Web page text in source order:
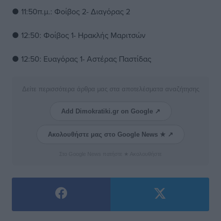
● 11:50π.μ.: Φοίβος 2- Διαγόρας 2
● 12:50: Φοίβος 1- Ηρακλής Μαριτσών
● 12:50: Ευαγόρας 1- Αστέρας Παστίδας
Δείτε περισσότερα άρθρα μας στα αποτελέσματα αναζήτησης
Add Dimokratiki.gr on Google ↗
Ακολουθήστε μας στο Google News ★ ↗